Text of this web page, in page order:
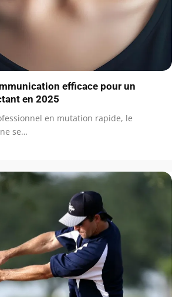
efficace pour un
en 2025
en mutation rapide, le
se…